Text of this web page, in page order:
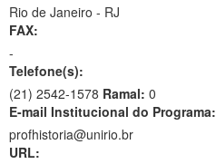
Rio de Janeiro - RJ
FAX:
-
Telefone(s):
(21) 2542-1578 Ramal: 0
E-mail Institucional do Programa:
profhistoria@unirio.br
URL: